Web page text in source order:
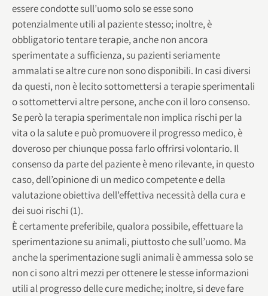
essere condotte sull’uomo solo se esse sono
potenzialmente utili al paziente stesso; inoltre, è
obbligatorio tentare terapie, anche non ancora
sperimentate a sufficienza, su pazienti seriamente
ammalati se altre cure non sono disponibili. In casi diversi
da questi, non è lecito sottomettersi a terapie sperimentali
o sottomettervi altre persone, anche con il loro consenso.
Se però la terapia sperimentale non implica rischi per la
vita o la salute e può promuovere il progresso medico, è
doveroso per chiunque possa farlo offrirsi volontario. Il
consenso da parte del paziente è meno rilevante, in questo
caso, dell’opinione di un medico competente e della
valutazione obiettiva dell’effettiva necessità della cura e
dei suoi rischi (1).
È certamente preferibile, qualora possibile, effettuare la
sperimentazione su animali, piuttosto che sull’uomo. Ma
anche la sperimentazione sugli animali è ammessa solo se
non ci sono altri mezzi per ottenere le stesse informazioni
utili al progresso delle cure mediche; inoltre, si deve fare